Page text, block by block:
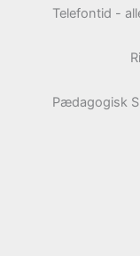
Telefontid -
Pædagogisk